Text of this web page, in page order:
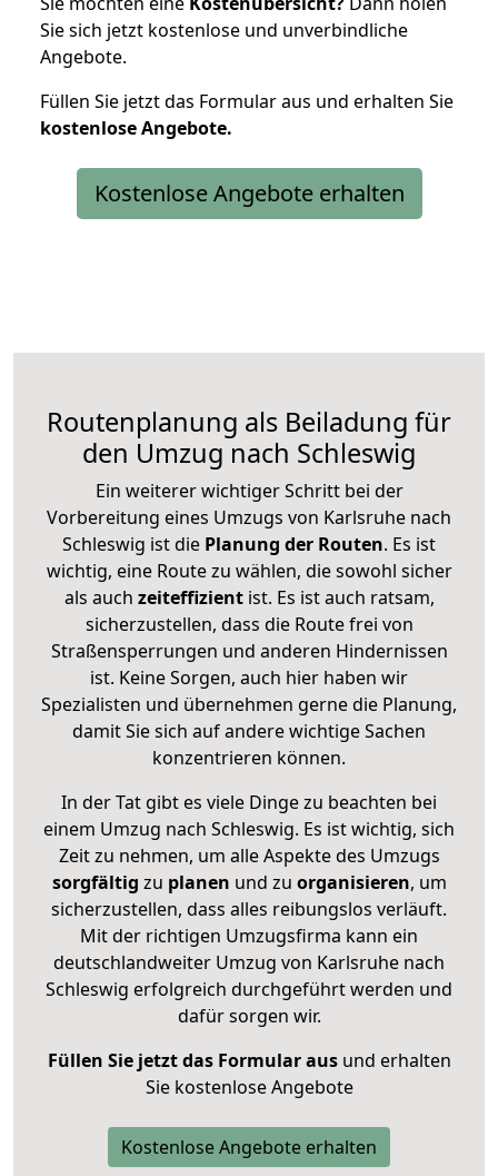
Sie sich jetzt kostenlose und unverbindliche
Angebote.
Füllen Sie jetzt das Formular aus und erhalten Sie
kostenloseAngebote.
Kostenlose Angebote erhalten
Routenplanung als Beiladung für
den Umzug nach Schleswig
Ein weiterer wichtiger Schritt bei der
Vorbereitung eines Umzugs von Karlsruhe nach
Schleswig ist die Planung der Routen. Es ist
wichtig, eine Route zu wählen, die sowohl sicher
als auch zeiteffizientist. Es ist auch ratsam,
sicherzustellen, dass die Route frei von
Straßensperrungen und anderen Hindernissen
ist. Keine Sorgen, auch hier haben wir
Spezialisten und übernehmen gerne die Planung,
damit Sie sich auf andere wichtige Sachen
konzentrieren können.
In der Tat gibt es viele Dinge zu beachten bei
einem Umzug nach Schleswig. Es ist wichtig, sich
Zeit zu nehmen, um alle Aspekte des Umzugs
sorgfältig zu planen und zu organisieren, um
sicherzustellen, dass alles reibungslos verläuft.
Mit der richtigen Umzugsfirma kann ein
deutschlandweiter Umzug von Karlsruhe nach
Schleswig erfolgreich durchgeführt werden und
dafür sorgen wir.
Füllen Sie jetzt das Formular ausund erhalten
Sie kostenlose Angebote
Kostenlose Angebote erhalten